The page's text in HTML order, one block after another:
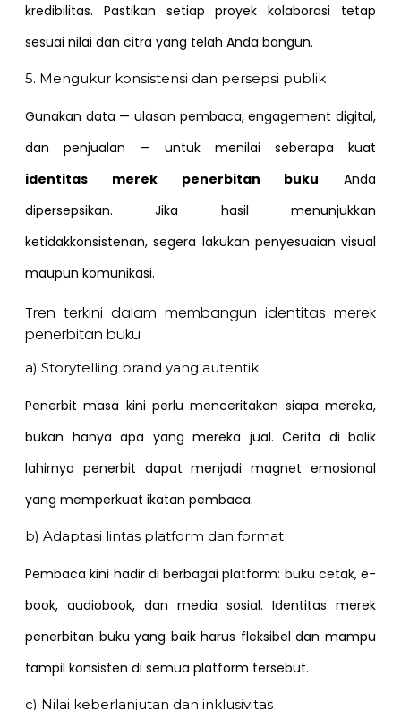
kredibilitas. Pastikan setiap proyek kolaborasi tetap
sesuai nilai dan citra yang telah Anda bangun.
5. Mengukur konsistensi dan persepsi publik
Gunakan data — ulasan pembaca, engagement digital,
dan penjualan — untuk menilai seberapa kuat
identitas merek penerbitan buku Anda
dipersepsikan. Jika hasil menunjukkan
ketidakkonsistenan, segera lakukan penyesuaian visual
maupun komunikasi.
Tren terkini dalam membangun identitas merek
penerbitan buku
a) Storytelling brand yang autentik
Penerbit masa kini perlu menceritakan siapa mereka,
bukan hanya apa yang mereka jual. Cerita di balik
lahirnya penerbit dapat menjadi magnet emosional
yang memperkuat ikatan pembaca.
b) Adaptasi lintas platform dan format
Pembaca kini hadir di berbagai platform: buku cetak, e-
book, audiobook, dan media sosial. Identitas merek
penerbitan buku yang baik harus fleksibel dan mampu
tampil konsisten di semua platform tersebut.
c) Nilai keberlanjutan dan inklusivitas